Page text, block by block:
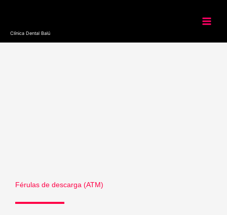
Clínica Dental Balú
Férulas de descarga (ATM)